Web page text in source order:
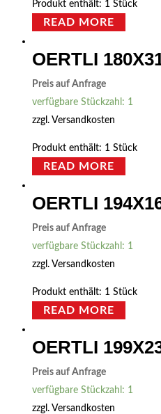
Produkt enthält: 1Stück
READ MORE
OERTLI
Preis auf Anfrage
verfügbare Stückzahl: 1
zzgl.Versandkosten
Produkt enthält: 1Stück
READ MORE
OERTLI
Preis auf Anfrage
verfügbare Stückzahl: 1
zzgl.Versandkosten
Produkt enthält: 1Stück
READ MORE
OERTLI
Preis auf Anfrage
verfügbare Stückzahl: 1
zzgl.Versandkosten